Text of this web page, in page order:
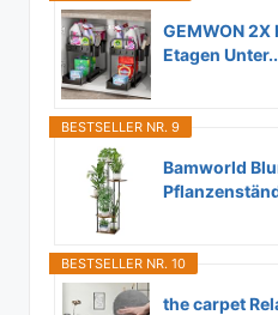
GEMWON
Etagen
BESTSELLER NR. 9
Bamworld
BESTSELLER NR. 10
the carpet